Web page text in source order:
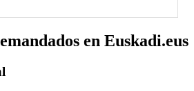
en Euskadi.eus